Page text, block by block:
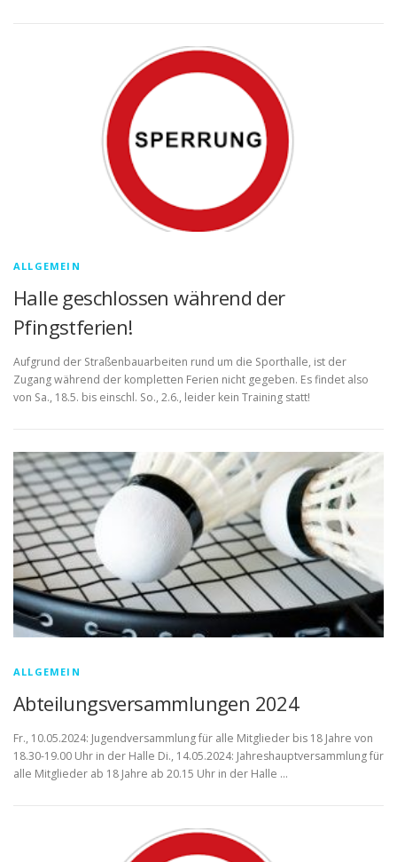
ALLGEMEIN
Halle geschlossen während der
Pfingstferien!
Aufgrund der Straßenbauarbeiten rund um die Sporthalle, ist der
Zugang während der kompletten Ferien nicht gegeben. Es findet also
von Sa., 18.5. bis einschl. So., 2.6., leider kein Training statt!
ALLGEMEIN
Abteilungsversammlungen 2024
Fr., 10.05.2024: Jugendversammlung für alle Mitglieder bis 18 Jahre von
18.30-19.00 Uhr in der Halle Di., 14.05.2024: Jahreshauptversammlung für
alle Mitglieder ab 18 Jahre ab 20.15 Uhr in der Halle …